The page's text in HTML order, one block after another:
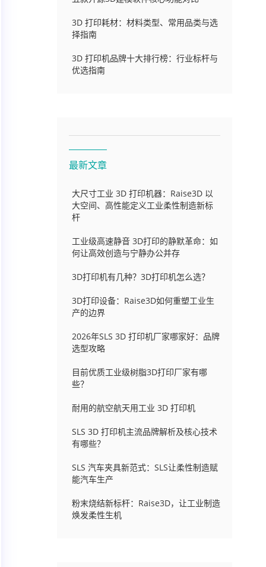
3D 打印耗材：材料类型、常用品类与选
择指南
3D 打印机品牌十大排行榜：行业标杆与
优选指南
最新文章
大尺寸工业 3D 打印机器：Raise3D 以
大空间、高性能定义工业柔性制造新标
杆
工业级高速静音 3D打印的静默革命：如
何让高效创造与宁静办公并存
3D打印机有几种？3D打印机怎么选？
3D打印设备：Raise3D如何重塑工业生
产的边界
2026年SLS 3D 打印机厂家哪家好：品牌
选型攻略
目前优质工业级树脂3D打印厂家有哪
些？
耐用的航空航天用工业 3D 打印机
SLS 3D 打印机主流品牌解析及核心技术
有哪些？
SLS 汽车夹具新范式：SLS让柔性制造赋
能汽车生产
粉末烧结新标杆：Raise3D，让工业制造
焕发柔性生机